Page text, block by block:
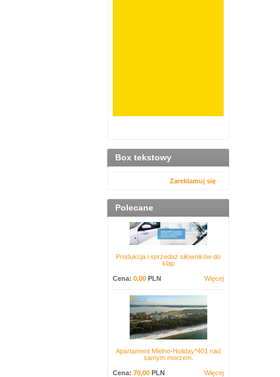
Box tekstowy
Zareklamuj się
Polecane
Produkcja i sprzedaż siłowników do
klap
Cena: 0,00 PLN Więcej
Apartament Mielno-Holiday*401 nad
samym morzem.
Cena: 70,00 PLN Więcej